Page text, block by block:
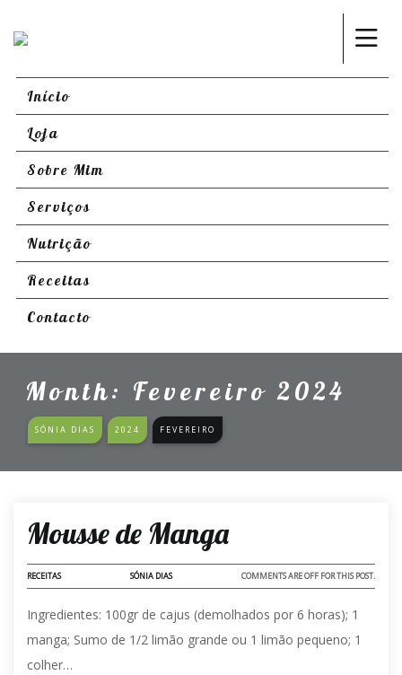
Início
Loja
Sobre Mim
Serviços
Nutrição
Receitas
Contacto
Month: Fevereiro 2024
SÓNIA DIAS 2024 FEVEREIRO
Mousse de Manga
RECEITAS SÓNIA DIAS COMMENTS ARE OFF FOR THIS POST.
Ingredientes: 100gr de cajus (demolhados por 6 horas); 1
manga; Sumo de 1/2 limão grande ou 1 limão pequeno; 1
colher…